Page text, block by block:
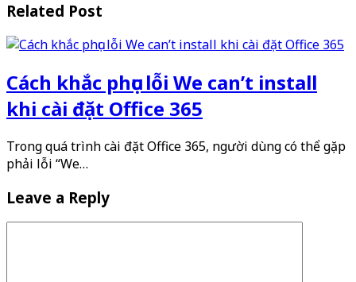
Related Post
Cách khắc phục lỗi We can’t install
khi cài đặt Office 365
Trong quá trình cài đặt Office 365, người dùng có thể gặp
phải lỗi “We…
Leave a Reply